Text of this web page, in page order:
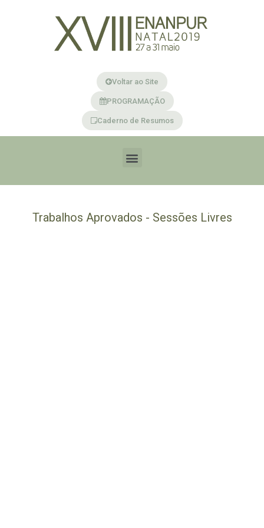
Voltar ao Site
PROGRAMAÇÃO
Caderno de Resumos
Trabalhos Aprovados - Sessões Livres